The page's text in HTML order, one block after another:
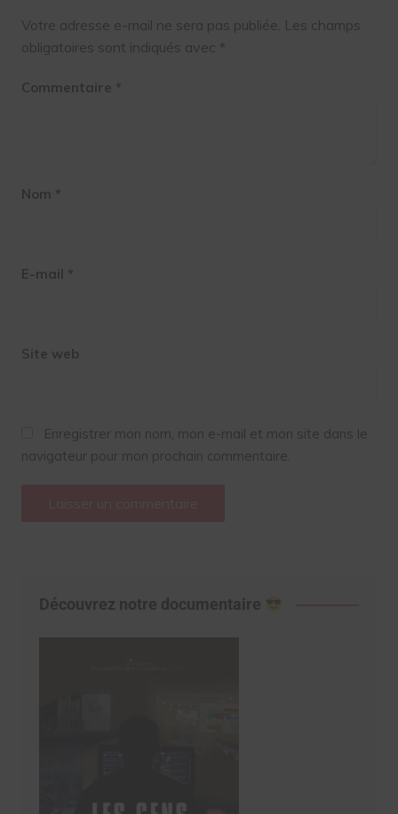
Votre adresse e-mail ne sera pas publiée. Les champs
obligatoires sont indiqués avec *
Commentaire *
Nom *
E-mail *
Site web
Enregistrer mon nom, mon e-mail et mon site dans le
navigateur pour mon prochain commentaire.
Découvrez notre documentaire